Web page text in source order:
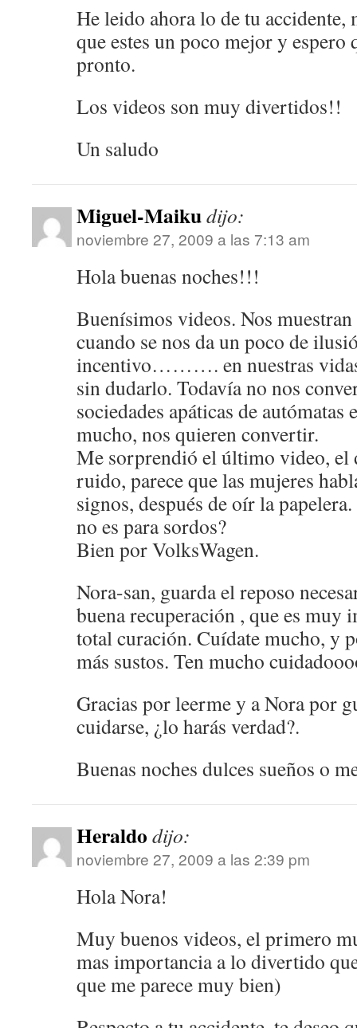
He leido ahora lo de tu accidente,
que estes un poco mejor y espero
pronto.
Los videos son muy divertidos!!
Un saludo
Miguel-Maikudijo:
noviembre 27, 2009 a las 7:13 am
Hola buenas noches!!!
Buenísimos videos. Nos muestran
cuando se nos da un poco de
incentivo………. en nuestras
sin dudarlo. Todavía no nos
sociedades apáticas de autómatas
mucho, nos quieren convertir.
Me sorprendió el último video, el
ruido, parece que las mujeres
signos, después de oír la
no es para sordos?
Bien por VolksWagen.
Nora-san, guarda el reposo
buena recuperación , que es muy
total curación. Cuídate mucho, y
más sustos. Ten mucho
Gracias por leerme y a Nora por
cuidarse, ¿lo harás verdad?.
Buenas noches dulces sueños o
Heraldo dijo:
noviembre 27, 2009 a las 2:39 pm
Hola Nora!
Muy buenos videos, el primero
mas importancia a lo divertido
que me parece muy bien)